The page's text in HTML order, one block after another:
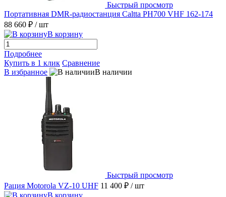
Быстрый просмотр
Портативная DMR-радиостанция Caltta PH700 VHF 162-174
88 660 ₽ / шт
В корзину
Подробнее
Купить в 1 клик Сравнение
В избранное
В наличии
Быстрый просмотр
Рация Motorola VZ-10 UHF 11 400 ₽ / шт